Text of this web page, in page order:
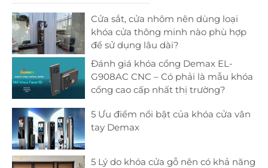
Cửa sắt, cửa nhôm nên dùng loại
khóa cửa thông minh nào phù hợp
để sử dụng lâu dài?
Đánh giá khóa cổng Demax EL-
G908AC CNC – Có phải là mẫu khóa
cổng cao cấp nhất thị trường?
5 Ưu điểm nổi bật của khóa cửa vân
tay Demax
5 Lý do khóa cửa gỗ nên có khả năng